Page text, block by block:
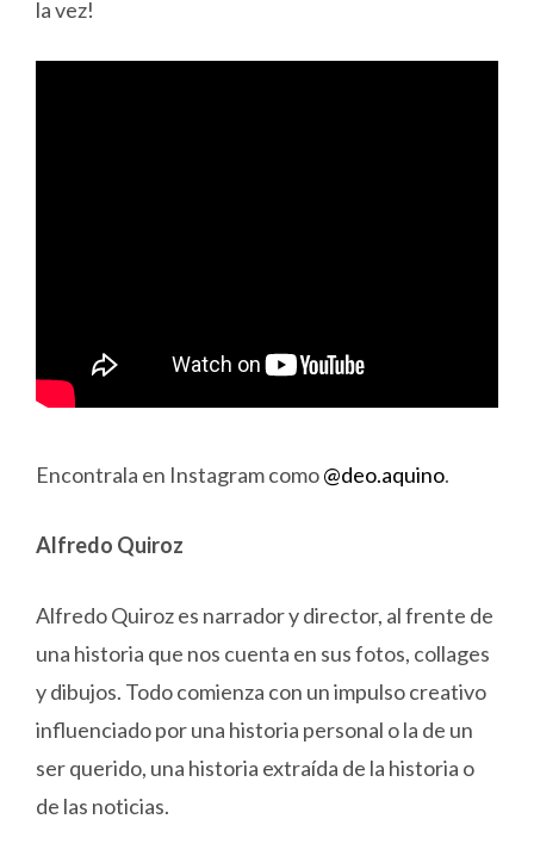
la vez!
Encontrala en Instagram como@deo.aquino.
Alfredo Quiroz
Alfredo Quiroz es narrador y director, al frente de
una historia que nos cuenta en sus fotos, collages
y dibujos. Todo comienza con un impulso creativo
influenciado por una historia personal o la de un
ser querido, una historia extraída de la historia o
de las noticias.